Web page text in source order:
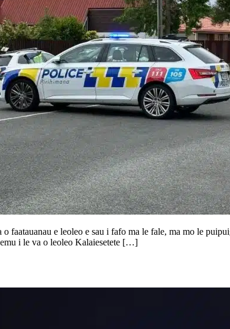
faatauanau e leoleo e sau i fafo ma le fale, ma mo le
i le va o leoleo Kalaiesetete […]